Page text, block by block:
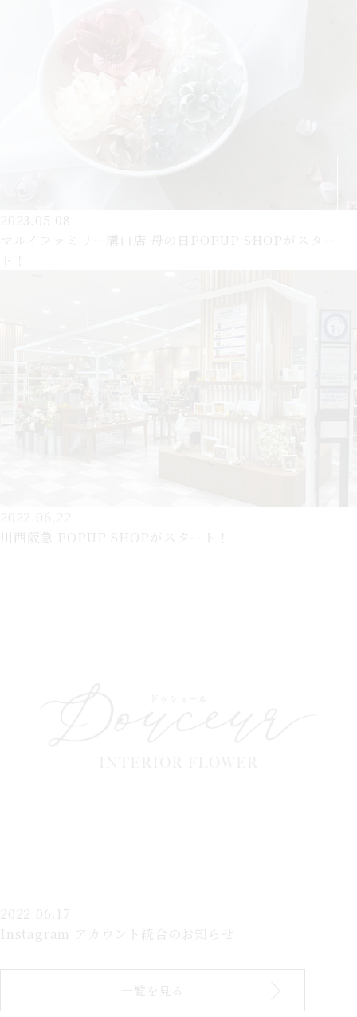
2023.05.08
マルイファミリー溝口店 母の日POPUP SHOPがスター
ト！
2022.06.22
川西阪急 POPUP SHOPがスタート！
2022.06.17
Instagram アカウント統合のお知らせ
一覧を見る